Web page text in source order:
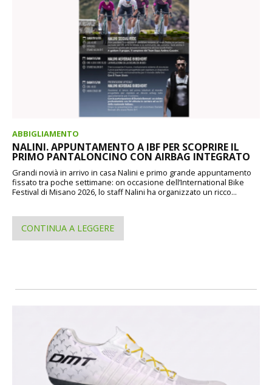
ABBIGLIAMENTO
NALINI. APPUNTAMENTO A IBF PER SCOPRIRE IL
PRIMO PANTALONCINO CON AIRBAG INTEGRATO
Grandi novià in arrivo in casa Nalini e primo grande appuntamento
fissato tra poche settimane: on occasione dell’International Bike
Festival di Misano 2026, lo staff Nalini ha organizzato un ricco...
CONTINUA A LEGGERE